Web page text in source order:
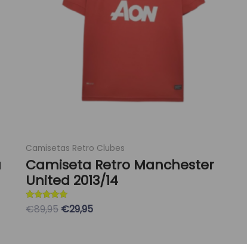
Camisetas Retro Clubes
Camiseta Retro Manchester
United 2013/14
Valorado con
5
€89,95 €29,95
opciones
se
página